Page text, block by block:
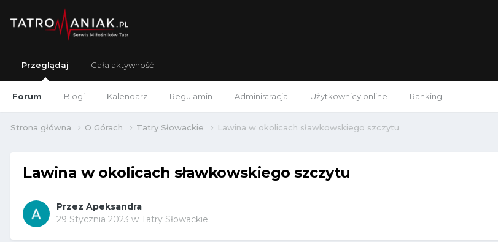
Przeglądaj
Forum Blogi Kalendarz Regulamin Administracja Użytkownicy online Ranking
Cała aktywność
Strona główna O Górach Tatry Słowackie Lawina w okolicach sławkowskiego szczytu
Lawina w okolicach sławkowskiego szczytu
Przez Apeksandra
29 Stycznia 2023 w Tatry Słowackie